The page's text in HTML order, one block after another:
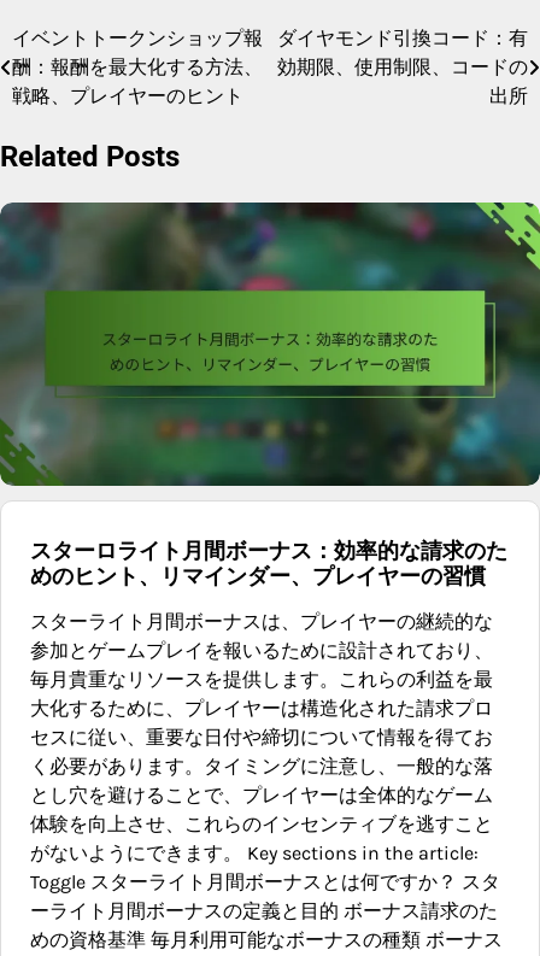
Post
navigation
イベントトークンショップ報
酬：報酬を最大化する方法、
戦略、プレイヤーのヒント
ダイヤモンド引換コード：有
効期限、使用制限、コードの
出所
Related Posts
スターロライト月間ボーナス：効率的な請求のた
めのヒント、リマインダー、プレイヤーの習慣
スターライト月間ボーナスは、プレイヤーの継続的な
参加とゲームプレイを報いるために設計されており、
毎月貴重なリソースを提供します。これらの利益を最
大化するために、プレイヤーは構造化された請求プロ
セスに従い、重要な日付や締切について情報を得てお
く必要があります。タイミングに注意し、一般的な落
とし穴を避けることで、プレイヤーは全体的なゲーム
体験を向上させ、これらのインセンティブを逃すこと
がないようにできます。 Key sections in the article:
Toggle スターライト月間ボーナスとは何ですか？ スタ
ーライト月間ボーナスの定義と目的 ボーナス請求のた
めの資格基準 毎月利用可能なボーナスの種類 ボーナス